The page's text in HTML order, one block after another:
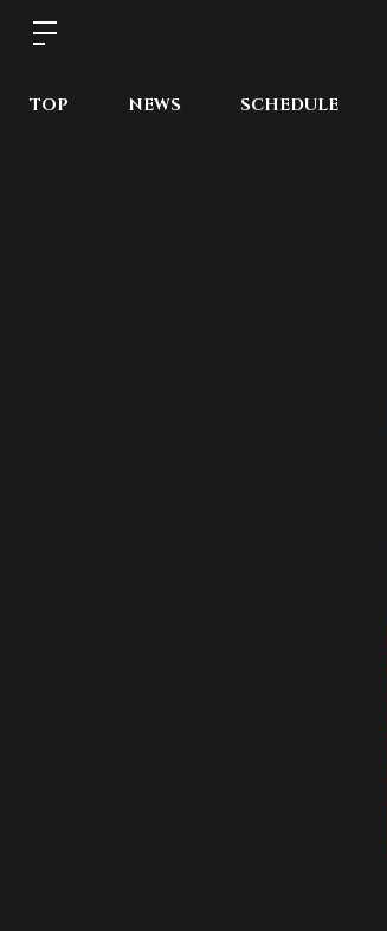
TOP NEWS SCHEDULE